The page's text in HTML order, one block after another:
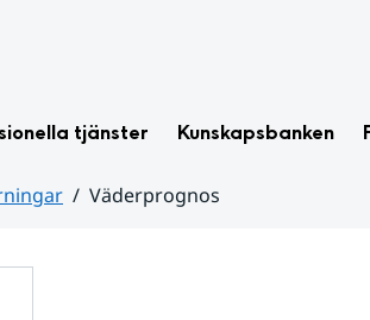
tjänster Kunskapsbanken
Väderprognos